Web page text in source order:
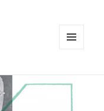
ット